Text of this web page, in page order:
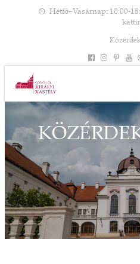
Hétfő–Vasárnap: 10:00-